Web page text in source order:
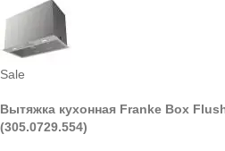
Sale
Вытяжка кухонная Franke Box
(305.0729.554)